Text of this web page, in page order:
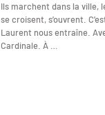
Ils marchent dans la ville,
se croisent, s’ouvrent.
Laurent nous entraîne.
Cardinale. À …